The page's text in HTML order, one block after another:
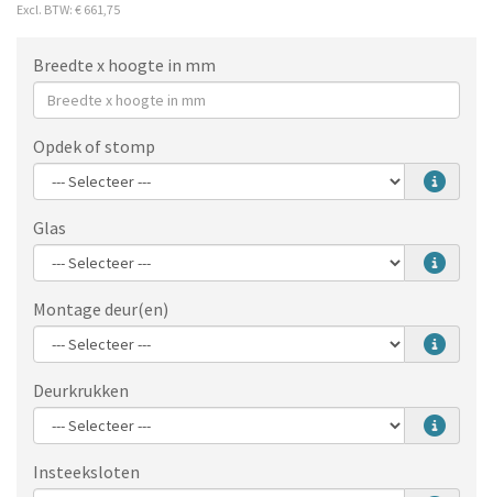
Excl. BTW: € 661,75
Breedte x hoogte in mm
Opdek of stomp
Glas
Montage deur(en)
Deurkrukken
Insteeksloten